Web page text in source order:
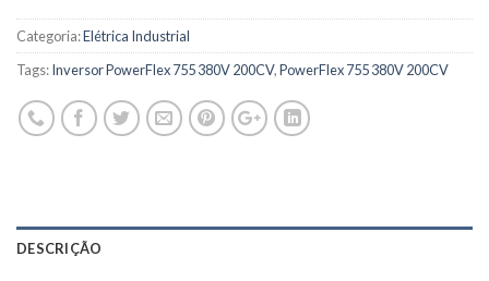
Categoria:Elétrica Industrial
Tags:Inversor PowerFlex 755 380V 200CV,PowerFlex 755 380V 200CV
DESCRIÇÃO